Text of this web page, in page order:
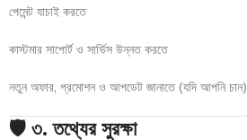
পেমেন্ট যাচাই করতে
কাস্টমার সাপোর্ট ও সার্ভিস উন্নত করতে
নতুন অফার, প্রমোশন ও আপডেট জানাতে (যদি আপনি চান)
🛡️ ৩. তথ্যের সুরক্ষা